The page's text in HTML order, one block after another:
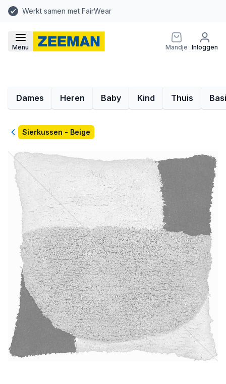
Werkt samen met FairWear
Menu Mandje Inloggen
Dames Heren Baby Kind Thuis
TerugSierkussen - Beige